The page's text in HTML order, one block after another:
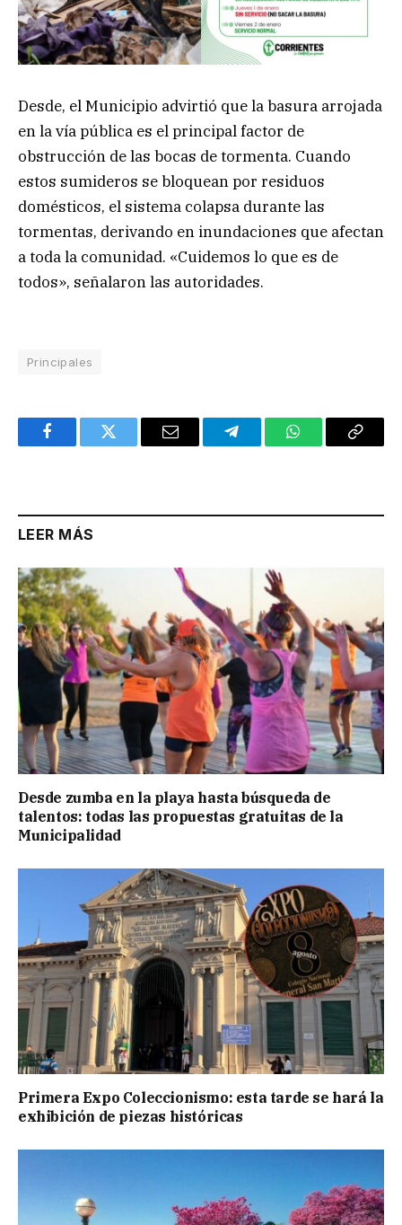
Desde, el Municipio advirtió que la basura arrojada
en la vía pública es el principal factor de
obstrucción de las bocas de tormenta. Cuando
estos sumideros se bloquean por residuos
domésticos, el sistema colapsa durante las
tormentas, derivando en inundaciones que afectan
a toda la comunidad. «Cuidemos lo que es de
todos», señalaron las autoridades.
Principales
FacebookTwitter Email TelegramWhatsAppCopy
LEER MÁS
Desde zumba en la playa hasta búsqueda de
talentos: todas las propuestas gratuitas de la
Municipalidad
Primera Expo Coleccionismo: esta tarde se hará la
exhibición de piezas históricas